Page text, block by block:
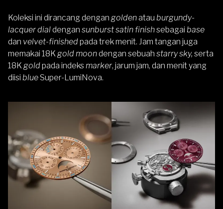
Koleksi ini dirancang dengan goldenatau burgundy-
lacquer dialdengan sunburst satin finishsebagai base
dan velvet-finishedpada trek menit. Jam tangan juga
memakai 18Kgold moondengan sebuah starry sky, serta
18Kgoldpada indeksmarker, jarum jam, dan menit yang
diisi blue Super-LumiNova.